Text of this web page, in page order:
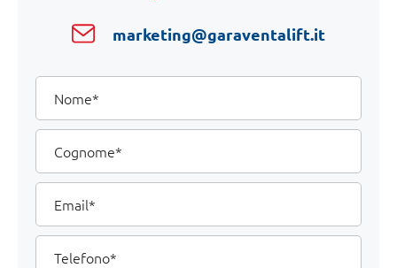
marketing@garaventalift.it
I
tuoi
dati
Nome
Cognome
Email
Telefono